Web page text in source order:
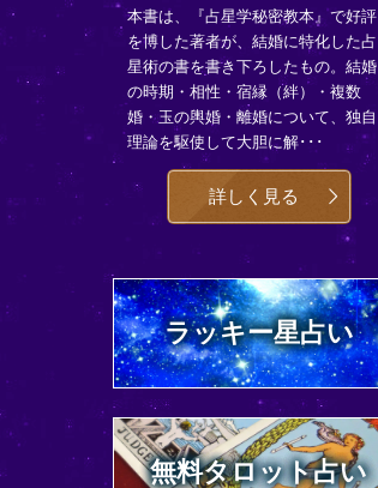
本書は、『占星学秘密教本』で好評
を博した著者が、結婚に特化した占
星術の書を書き下ろしたもの。結婚
の時期・相性・宿縁（絆）・複数
婚・玉の輿婚・離婚について、独自
理論を駆使して大胆に解･･･
詳しく見る
ラッキー星占い
無料タロット占い